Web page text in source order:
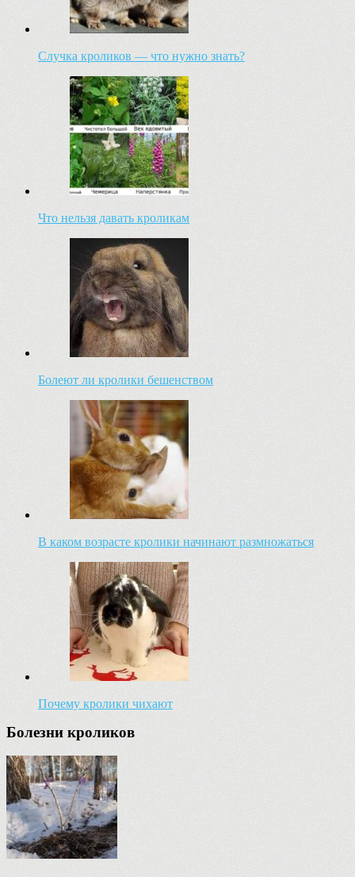
Случка кроликов — что нужно знать?
Что нельзя давать кроликам
Болеют ли кролики бешенством
В каком возрасте кролики начинают размножаться
Почему кролики чихают
Болезни кроликов